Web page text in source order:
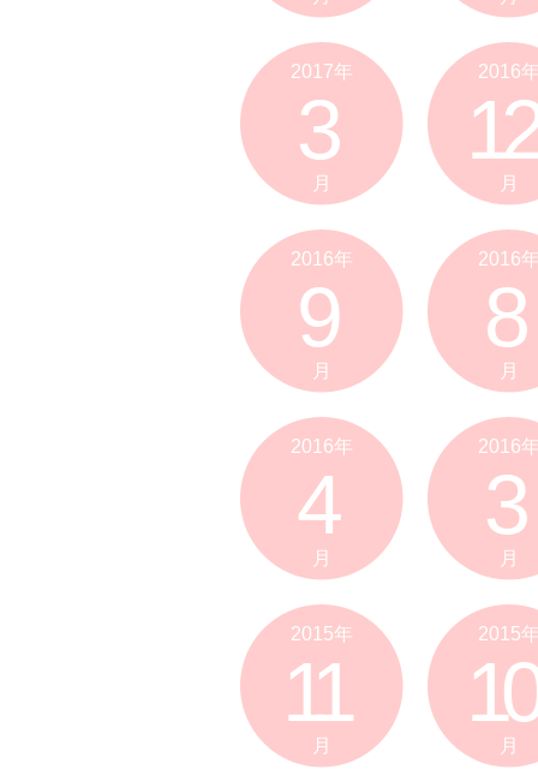
2017年
3
月
2016
12
月
2016年
9
月
2016
8
月
2016年
4
月
2016
3
月
2015年
11
月
2015
10
月